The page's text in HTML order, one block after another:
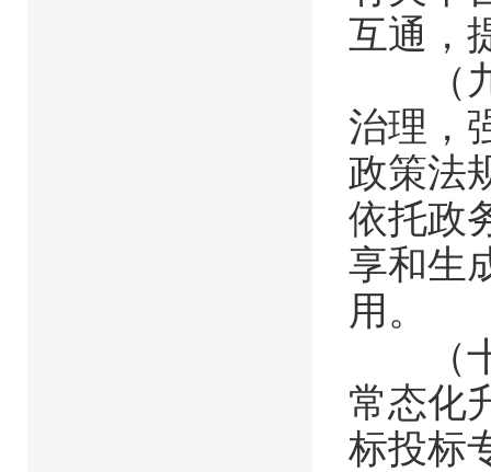
互通，
（九
治理，
政策法
依托政
享和生
用。
（十
常态化
标投标